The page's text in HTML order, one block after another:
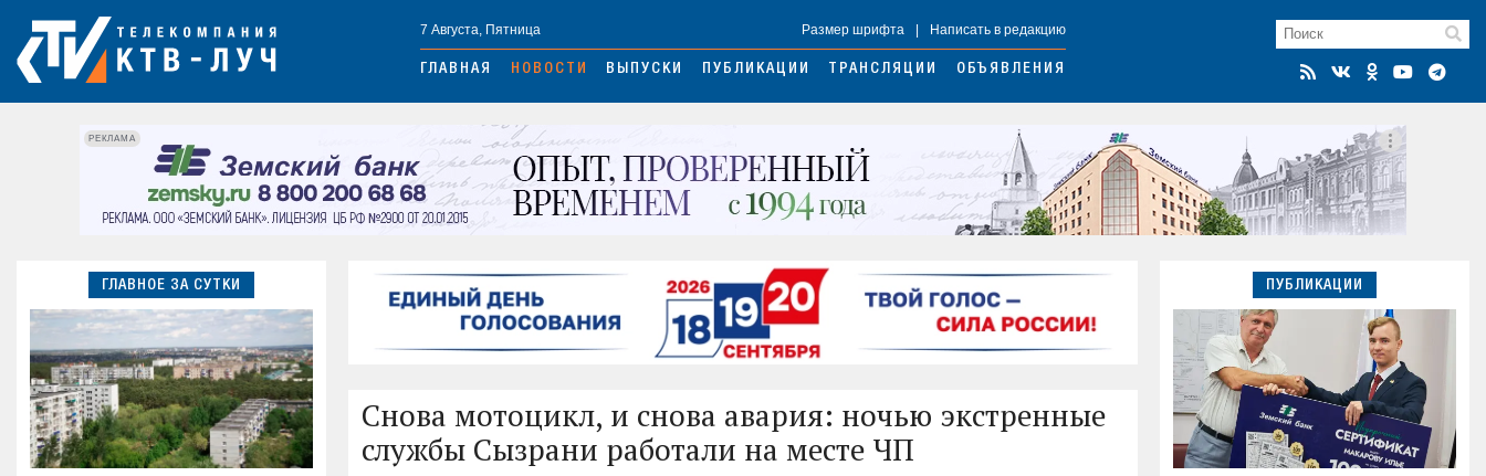
7 Августа, Пятница Размер шрифта Написать в редакцию
ГЛАВНАЯ НОВОСТИ ВЫПУСКИ ПУБЛИКАЦИИ ТРАНСЛЯЦИИ ОБЪЯВЛЕНИЯ
РЕКЛАМА
ГЛАВНОЕ ЗА СУТКИ
Снова мотоцикл, и снова авария: ночью экстренные
службы Сызрани работали на месте ЧП
ПУБЛИКАЦИИ